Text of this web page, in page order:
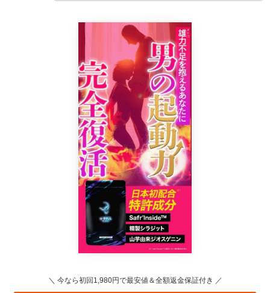
＼ 今なら初回1,980円で最安値＆全額返金保証付き ／